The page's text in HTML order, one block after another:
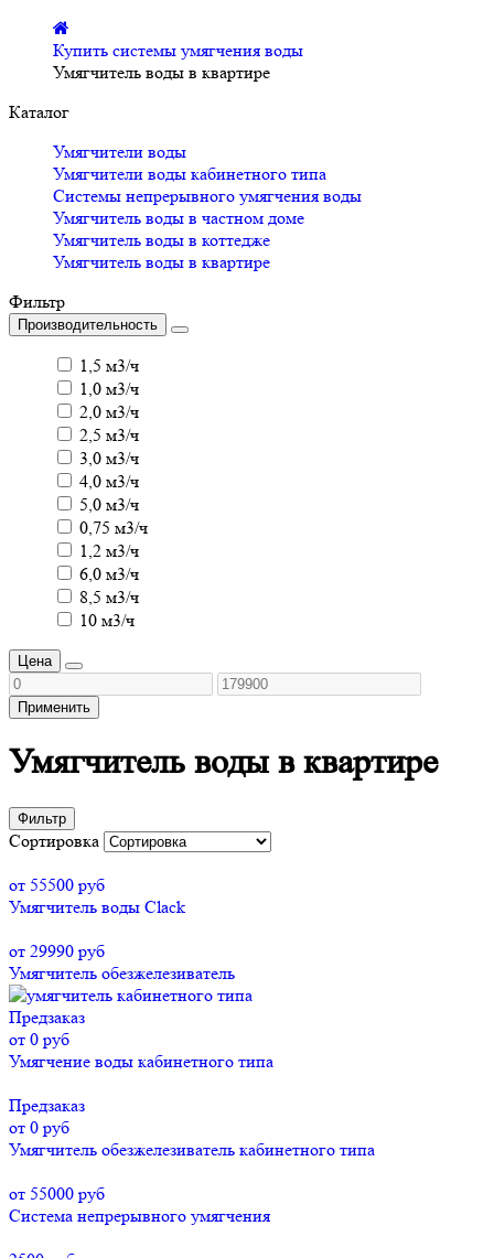
Купить системы умягчения воды
Умягчитель воды в квартире
Каталог
Умягчители воды
Умягчители воды кабинетного типа
Системы непрерывного умягчения воды
Умягчитель воды в частном доме
Умягчитель воды в коттедже
Умягчитель воды в квартире
Фильтр
Производительность
1,5 м3/ч
1,0 м3/ч
2,0 м3/ч
2,5 м3/ч
3,0 м3/ч
4,0 м3/ч
5,0 м3/ч
0,75 м3/ч
1,2 м3/ч
6,0 м3/ч
8,5 м3/ч
10 м3/ч
Цена
Применить
Умягчитель воды в квартире
Фильтр
Сортировка
от 55500 руб
Умягчитель воды Clack
от 29990 руб
Умягчитель обезжелезиватель
Предзаказ
от 0 руб
Умягчение воды кабинетного типа
Предзаказ
от 0 руб
Умягчитель обезжелезиватель кабинетного типа
от 55000 руб
Система непрерывного умягчения